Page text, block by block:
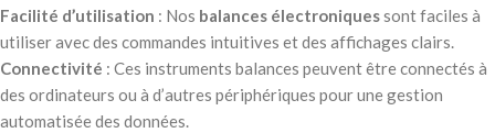
Facilité d’utilisation : Nos balances électroniquessont faciles à
utiliser avec des commandes intuitives et des affichages clairs.
Connectivité : Ces instruments balances peuvent être connectés à
des ordinateurs ou à d’autres périphériques pour une gestion
automatisée des données.